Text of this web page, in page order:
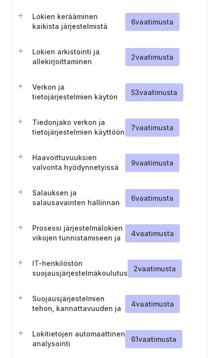
Lokien kerääminen
kaikista järjestelmistä
6vaatimusta
Lokien arkistointi ja
allekirjoittaminen
2vaatimusta
Verkon ja
tietojärjestelmien käytön
53vaatimusta
Tiedonjako verkon ja
tietojärjestelmien käyttöön
7vaatimusta
Haavoittuvuuksien
valvonta hyödynnetyissä
9vaatimusta
Salauksen ja
salausavainten hallinnan
6vaatimusta
Prosessi järjestelmälokien
vikojen tunnistamiseen ja
4vaatimusta
IT-henkilöstön
suojausjärjestelmäkoulutus
2vaatimusta
Suojausjärjestelmien
tehon, kannattavuuden ja
4vaatimusta
Lokitietojen automaattinen
analysointi
61vaatimusta